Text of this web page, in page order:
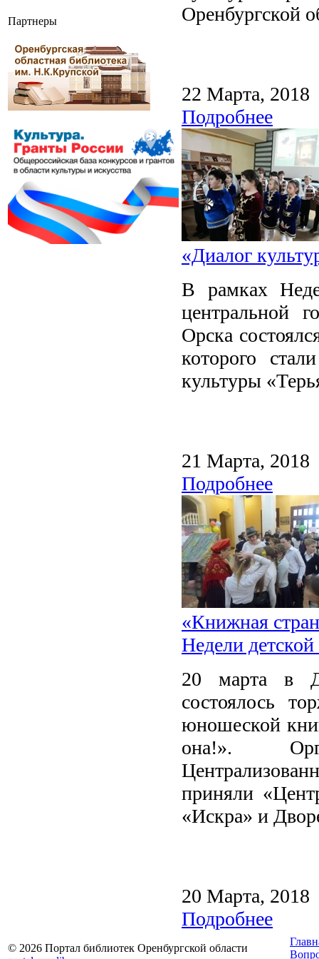
Партнеры
Оренбургской
22 Марта, 2018
Подробнее
«Диалог
В рамках
центральной
Орска
которого
культуры
21 Марта, 2018
Подробнее
«Книжная
Недели
20 марта в
состоялось
юношеской
она!».
приняли
«Искра» и
20 Марта, 2018
Подробнее
© 2026 Портал библиотек Оренбургской области